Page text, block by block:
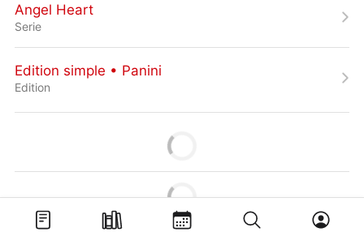
Angel Heart
Serie
Edition simple • Panini
Edition